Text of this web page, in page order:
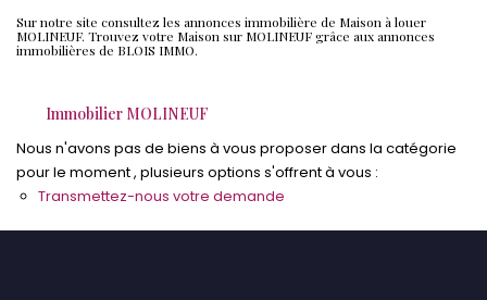
FAIRE GÉRER
NOTRE AGENCE
Qui Sommes-Nous ?
Créer une alerte
Sur notre site consultez les annonces immobilière de Maison à louer
MOLINEUF. Trouvez votre Maison sur MOLINEUF grâce aux annonces
immobilières de BLOIS IMMO.
Immobilier MOLINEUF
Nous n'avons pas de biens à vous proposer dans la catégorie
pour le moment , plusieurs options s'offrent à vous :
Transmettez-nous votre demande